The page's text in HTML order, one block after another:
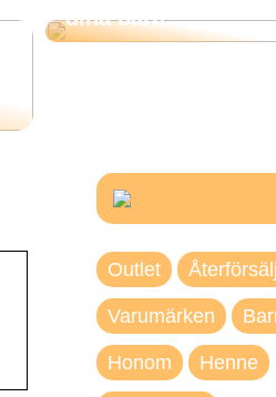
dina barn
Outlet
Varumärken
Honom Henne